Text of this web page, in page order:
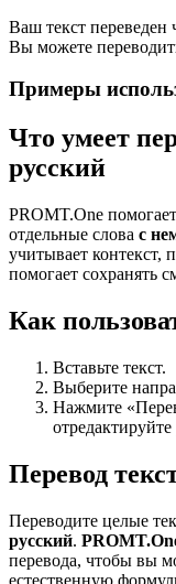
Ваш текст переведен
Вы можете
Примеры
Что умеет
русский
PROMT.One
отдельные слова с
учитывает контекст,
помогает сохранять
Как
Вставьте текст.
Выберите
Нажмите
Перевод
Переводите целые
русский.
перевода, чтобы вы
естественную